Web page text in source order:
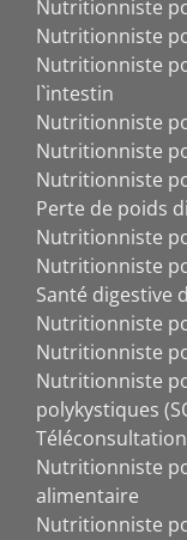
Nutritionniste
Nutritionniste
Nutritionniste
l`intestin
Nutritionniste
Nutritionniste
Nutritionniste
Perte de poids
Nutritionniste
Nutritionniste
Santé digestive
Nutritionniste
Nutritionniste
Nutritionniste
polykystiques
Nutritionniste
alimentaire
Nutritionniste